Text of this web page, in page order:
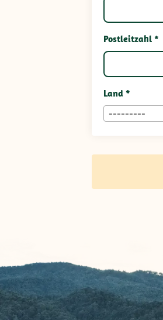
Postleitzahl *
Land *
---------